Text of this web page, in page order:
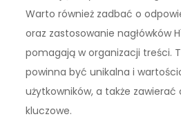
Warto również zadbać o
oraz zastosowanie nagłówków
pomagają w organizacji treści.
powinna być unikalna i
użytkowników, a także zawierać
kluczowe.